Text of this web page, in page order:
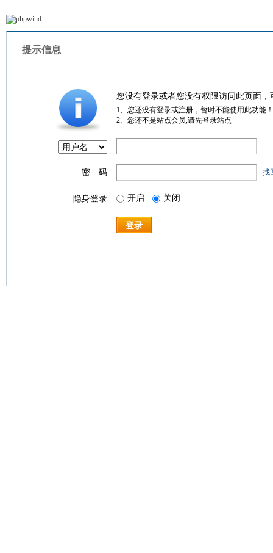
提示信息
您没有登录或者您没有权限访问此页面
1、您还没有登录或注册，暂时不能使用此功能！
2、您还不是站点会员,请先登录站点
密 码 找
隐身登录 开启 关闭
登录